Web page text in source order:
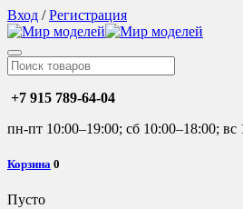
Вход /Регистрация
+7 915 789-64-04
пн-пт 10:00–19:00; сб 10:00–18:00; вс
Корзина 0
Пусто